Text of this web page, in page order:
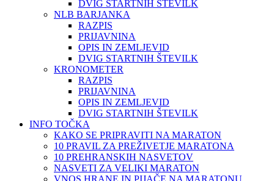
DVIG STARTNIH ŠTEVILK
NLB BARJANKA
RAZPIS
PRIJAVNINA
OPIS IN ZEMLJEVID
DVIG STARTNIH ŠTEVILK
KRONOMETER
RAZPIS
PRIJAVNINA
OPIS IN ZEMLJEVID
DVIG STARTNIH ŠTEVILK
INFO TOČKA
KAKO SE PRIPRAVITI NA MARATON
10 PRAVIL ZA PREŽIVETJE MARATONA
10 PREHRANSKIH NASVETOV
NASVETI ZA VELIKI MARATON
VNOS HRANE IN PIJAČE NA MARATONU